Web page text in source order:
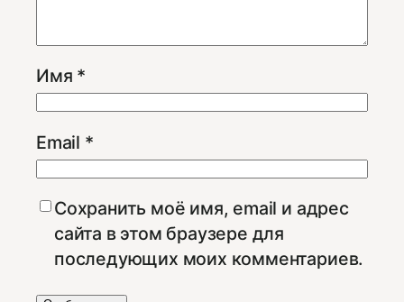
Имя *
Email *
Сохранить моё имя, email и адрес
сайта в этом браузере для
последующих моих комментариев.